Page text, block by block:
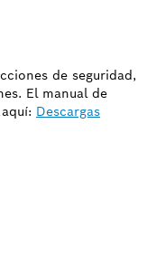
de seguridad,
El manual de
Descargas